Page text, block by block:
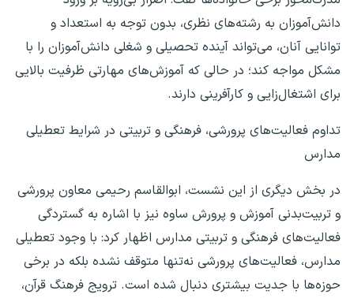
دانش‌آموزان به رشته‌های نظری، بدون توجه به استعداد و
توانایی آنان، می‌تواند آینده تحصیلی و شغلی دانش‌آموزان را با
مشکل مواجه کند؛ در حالی که آموزش‌های مهارتی ظرفیت بالایی
برای اشتغال‌زایی و کارآفرینی دارند.
تداوم فعالیت‌های پرورشی، فرهنگی و تربیتی در شرایط تعطیلی
مدارس
در بخش دیگری از این نشست، ابوالقاسم رحیمی معاون پرورشی
و تربیت‌بدنی آموزش و پرورش ساوه نیز با اشاره به گستردگی
فعالیت‌های فرهنگی و تربیتی مدارس اظهار کرد: با وجود تعطیلی
مدارس، فعالیت‌های پرورشی نه‌تنها متوقف نشده بلکه در برخی
حوزه‌ها با جدیت بیشتری دنبال شده است. ترویج فرهنگ قرآن،